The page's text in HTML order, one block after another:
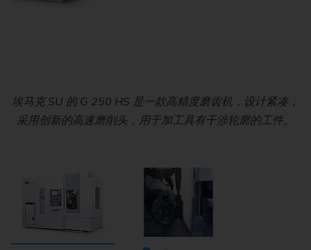
埃马克 SU 的 G 250 HS 是一款高精度磨齿机，设计紧凑，
采用创新的高速磨削头，用于加工具有干涉轮廓的工件。
G 250 HS 的工作区显示了两个工作主轴和高速磨削头，它
们确保了高精度的展成磨削和成形磨削，并缩短了循环节